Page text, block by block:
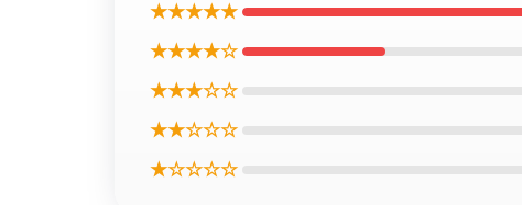
★★★★★
★★★★☆
★★★☆☆
★★☆☆☆
★☆☆☆☆